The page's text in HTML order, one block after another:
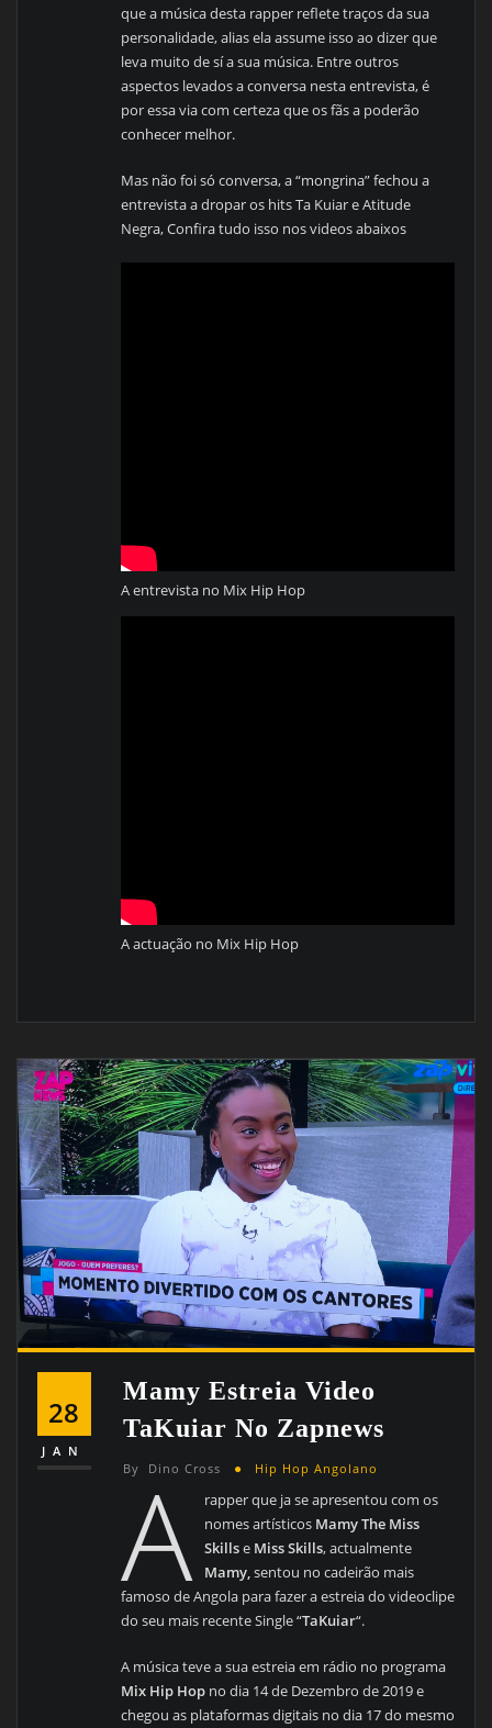
que a música desta rapper reflete traços da sua
personalidade, alias ela assume isso ao dizer que
leva muito de sí a sua música. Entre outros
aspectos levados a conversa nesta entrevista, é
por essa via com certeza que os fãs a poderão
conhecer melhor.
Mas não foi só conversa, a “mongrina” fechou a
entrevista a dropar os hits Ta Kuiar e Atitude
Negra, Confira tudo isso nos videos abaixos
A entrevista no Mix Hip Hop
A actuação no Mix Hip Hop
28
JAN
Mamy Estreia Video
TaKuiar No Zapnews
By Dino Cross Hip Hop Angolano
A
rapper que ja se apresentou com os
nomes artísticos Mamy The Miss
Skillse Miss Skills, actualmente
Mamy,sentou no cadeirão mais
famoso de Angola para fazer a estreia do videoclipe
do seu mais recente Single “TaKuiar“.
A música teve a sua estreia em rádio no programa
Mix Hip Hop no dia 14 de Dezembro de 2019 e
chegou as plataformas digitais no dia 17 do mesmo